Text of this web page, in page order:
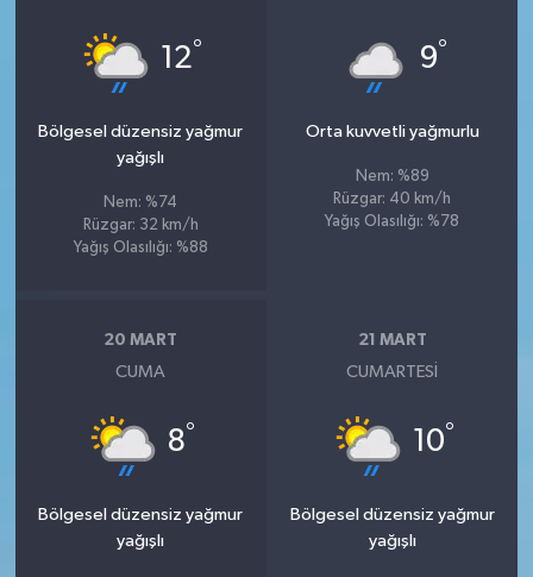
12°
Bölgesel düzensiz yağmur
yağışlı
Nem: %74
Rüzgar: 32 km/h
Yağış Olasılığı: %88
9°
Orta kuvvetli yağmurlu
Nem: %89
Rüzgar: 40 km/h
Yağış Olasılığı: %78
20 MART
CUMA
8°
Bölgesel düzensiz yağmur
yağışlı
21 MART
CUMARTESI
10°
Bölgesel düzensiz yağmur
yağışlı